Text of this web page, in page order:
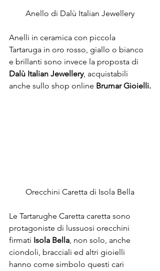
Anello di Dalù Italian Jewellery
Anelli in ceramica con piccola
Tartaruga in oro rosso, giallo o bianco
e brillanti sono invece la proposta di
Dalù Italian Jewellery, acquistabili
anche sullo shop online Brumar Gioielli.
Orecchini Caretta di Isola Bella
Le Tartarughe Caretta caretta sono
protagoniste di lussuosi orecchini
firmati Isola Bella, non solo, anche
ciondoli, bracciali ed altri gioielli
hanno come simbolo questi cari